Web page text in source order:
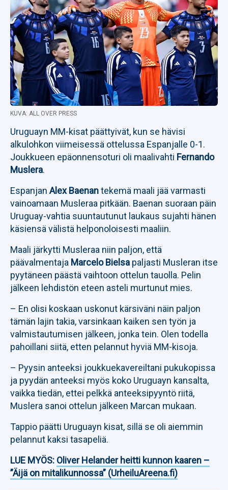
KUVA: ALL OVER PRESS
Uruguayn MM-kisat päättyivät, kun se hävisi
alkulohkon viimeisessä ottelussa Espanjalle 0-1.
Joukkueen epäonnensoturi oli maalivahti Fernando
Muslera.
Espanjan Alex Baenantekemä maali jää varmasti
vainoamaan Musleraa pitkään. Baenan suoraan päin
Uruguay-vahtia suuntautunut laukaus sujahti hänen
käsiensä välistä helponoloisesti maaliin.
Maali järkytti Musleraa niin paljon, että
päävalmentaja Marcelo Bielsa paljasti Musleran itse
pyytäneen päästä vaihtoon ottelun tauolla. Pelin
jälkeen lehdistön eteen asteli murtunut mies.
– En olisi koskaan uskonut kärsiväni näin paljon
tämän lajin takia, varsinkaan kaiken sen työn ja
valmistautumisen jälkeen, jonka tein. Olen todella
pahoillani siitä, etten pelannut hyviä MM-kisoja.
– Pyysin anteeksi joukkuekavereiltani pukukopissa
ja pyydän anteeksi myös koko Uruguayn kansalta,
vaikka tiedän, ettei pelkkä anteeksipyyntö riitä,
Muslera sanoi ottelun jälkeen Marcan mukaan.
Tappio päätti Uruguayn kisat, sillä se oli aiemmin
pelannut kaksi tasapeliä.
LUE MYÖS: Oliver Helander heitti kunnon kaaren –
”Äijä on mitalikunnossa” (UrheiluAreena.fi)